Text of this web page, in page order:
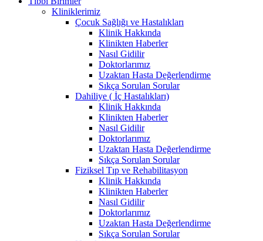
Kliniklerimiz
Çocuk Sağlığı ve Hastalıkları
Klinik Hakkında
Klinikten Haberler
Nasıl Gidilir
Doktorlarımız
Uzaktan Hasta Değerlendirme
Sıkça Sorulan Sorular
Dahiliye ( İç Hastalıkları)
Klinik Hakkında
Klinikten Haberler
Nasıl Gidilir
Doktorlarımız
Uzaktan Hasta Değerlendirme
Sıkça Sorulan Sorular
Fiziksel Tıp ve Rehabilitasyon
Klinik Hakkında
Klinikten Haberler
Nasıl Gidilir
Doktorlarımız
Uzaktan Hasta Değerlendirme
Sıkça Sorulan Sorular